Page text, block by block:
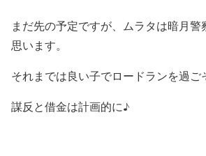
まだ先の予定ですが、ムラタは暗月警
思います。
それまでは良い子でロードランを過ご
謀反と借金は計画的に♪